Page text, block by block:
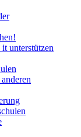
unterstützen